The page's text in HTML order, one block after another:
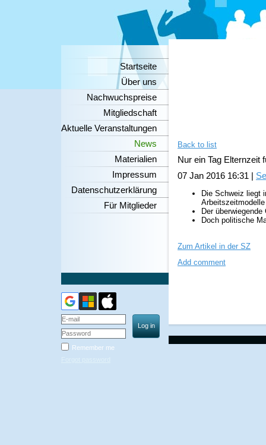
Startseite
Über uns
Nachwuchspreise
Mitgliedschaft
Aktuelle Veranstaltungen
News
Materialien
Impressum
Datenschutzerklärung
Für Mitglieder
Remember me
Back to list
Nur ein Tag Elternzeit
07 Jan 2016 16:31
Die Schweiz liegt
Der
Doch politische
Zum Artikel in der SZ
Add comment